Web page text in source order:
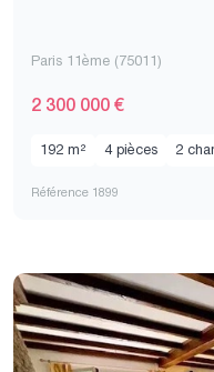
Paris 11ème (75011)
2 300 000 €
192 m² 4 pièces 2
Référence 1899